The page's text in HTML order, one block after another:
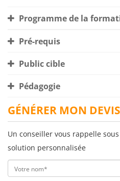
Programme de la
Pré-requis
Public cible
Pédagogie
GÉNÉRER MON DEVIS
Un conseiller vous rappelle
solution personnalisée